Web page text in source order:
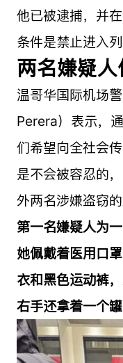
他已被逮捕，并
条件是禁止进入
两名嫌疑
温哥华国际机场
Perera）表示，
们希望向全社会
是不会被容忍的
外两名涉嫌盗窃的
第一名嫌疑人为
她佩戴着医用口
衣和黑色运动裤
右手还拿着一个罐